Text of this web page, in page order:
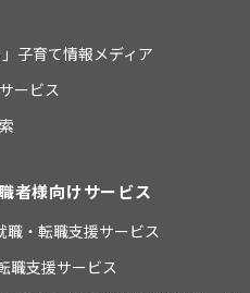
子育て情報メディア
ービス
者様向けサービス
・転職支援サービス
職支援サービス